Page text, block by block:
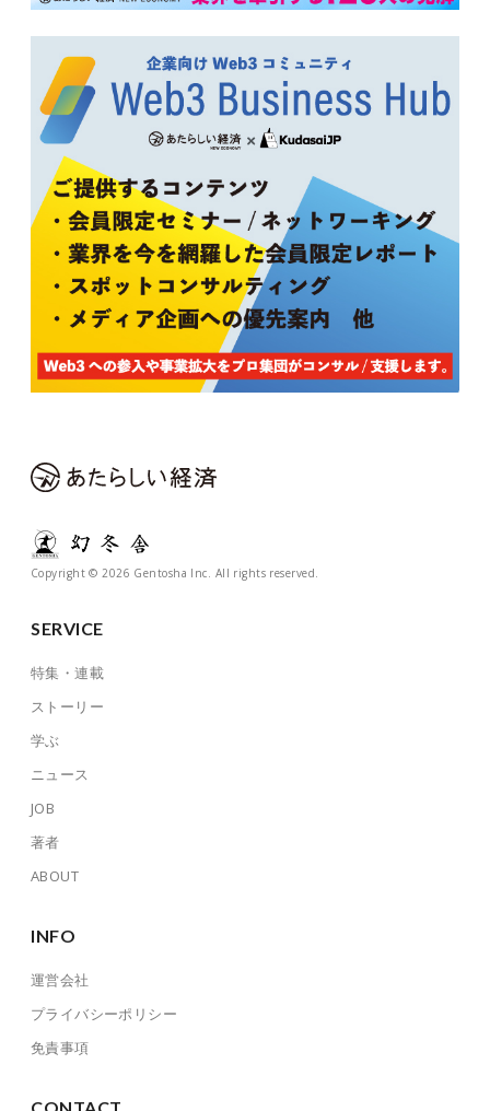
Copyright © 2026 Gentosha Inc. All rights reserved.
SERVICE
特集・連載
ストーリー
学ぶ
ニュース
JOB
著者
ABOUT
INFO
運営会社
プライバシーポリシー
免責事項